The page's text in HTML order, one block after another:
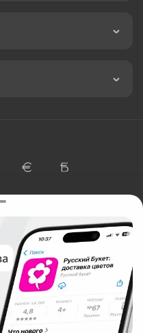
цветов в Сочи
«Технология»
ул. Ипподромская,